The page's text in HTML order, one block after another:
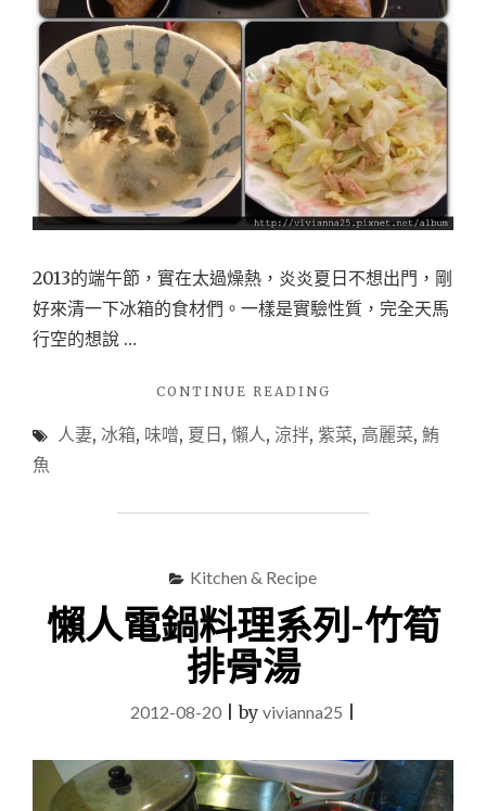
2013的端午節，實在太過燥熱，炎炎夏日不想出門，剛
好來清一下冰箱的食材們。一樣是實驗性質，完全天馬
行空的想說 …
CONTINUE READING
涼
高
麗
人妻, 冰箱, 味噌, 夏日, 懶人, 涼拌, 紫菜, 高麗菜, 鮪
魚
Kitchen & Recipe
懶人電鍋料理系列-竹筍
排骨湯
2012-08-20 |by vivianna25